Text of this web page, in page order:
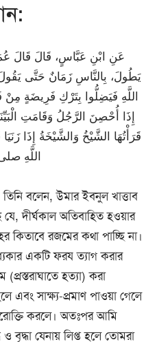
عَنِ ابْنِ عَبَّاسٍ، قَالَ قَالَ
يَطُولَ، بِالنَّاسِ زَمَانٌ حَتَّى
اللَّهِ فَيَضِلُّوا بِتَرْكِ فَرِيضَةٍ مِنْ
إِذَا أُحْصِنَ الرَّجُلُ وَقَامَتِ
قَرَأْتُهَا الشَّيْخُ وَالشَّيْخَةُ إِذَا
اللَّهِ
বলেন, উমার ইবনুল খাত্তাব
দীর্ঘকাল অতিবাহিত হওয়ার
রজমের কথা পাচ্ছি না।
একটি ফরয ত্যাগ করার
হত্যা) করা
এবং সাক্ষ্য-প্রমাণ পাওয়া গেলে
করলে। অতঃপর আমি
বৃদ্ধা যেনায় লিপ্ত হলে তোমরা